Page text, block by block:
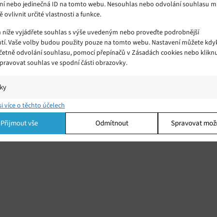
nebo jedinečná ID na tomto webu. Nesouhlas nebo odvolání souhlasu
ovlivnit určité vlastnosti a funkce.
vyjádřete souhlas s výše uvedeným nebo proveďte podrobnější
Vaše volby budou použity pouze na tomto webu. Nastavení můžete
odvolání souhlasu, pomocí přepínačů v Zásadách cookies nebo
souhlas ve spodní části obrazovky.
a/nebo přístup k informacím v zařízení, Porozumění publiku
kombinací údajů z různých zdrojů.
více o těchto účelech
Přijmout vše Odmítnout Spravovat